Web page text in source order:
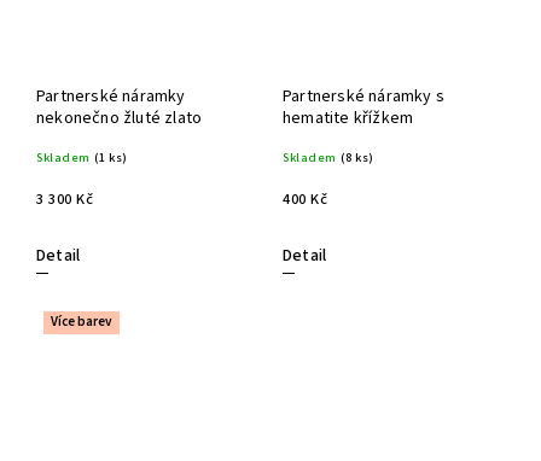
Partnerské náramky
nekonečno žluté zlato
Skladem (1 ks)
3 300 Kč
Detail
Partnerské náramky s
hematite křížkem
Skladem (8 ks)
400 Kč
Detail
Více barev